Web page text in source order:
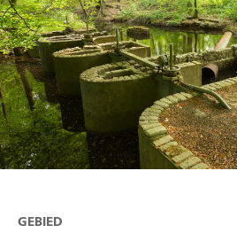
GEBIED